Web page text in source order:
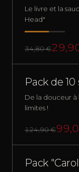
Le livre et la
Head"
34,80 €
Pack de
De la douceur à
limites !
124,90 €
Pack